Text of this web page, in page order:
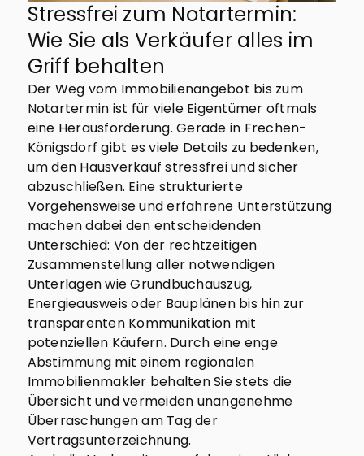
Stressfrei zum Notartermin:
Wie Sie als Verkäufer alles im
Griff behalten
Der Weg vom Immobilienangebot bis zum
Notartermin ist für viele Eigentümer oftmals
eine Herausforderung. Gerade in Frechen-
Königsdorf gibt es viele Details zu bedenken,
um den Hausverkauf stressfrei und sicher
abzuschließen. Eine strukturierte
Vorgehensweise und erfahrene Unterstützung
machen dabei den entscheidenden
Unterschied: Von der rechtzeitigen
Zusammenstellung aller notwendigen
Unterlagen wie Grundbuchauszug,
Energieausweis oder Bauplänen bis hin zur
transparenten Kommunikation mit
potenziellen Käufern. Durch eine enge
Abstimmung mit einem regionalen
Immobilienmakler behalten Sie stets die
Übersicht und vermeiden unangenehme
Überraschungen am Tag der
Vertragsunterzeichnung.